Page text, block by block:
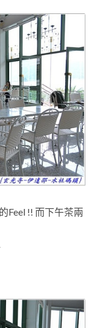
Feel !! 而下午茶兩